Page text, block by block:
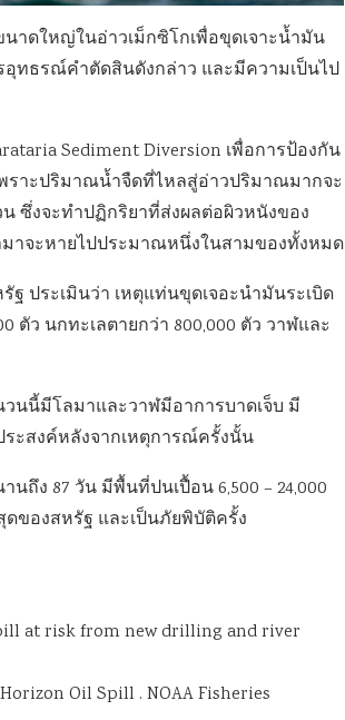
ดใหญ่ในอ่าวเม็กซิโกเพื่อขุดเจาะน้ำมัน
อุทธรณ์คำตัดสินดังกล่าว และมีความเป็นไป
Sediment Diversion เพื่อการป้องกัน
ราะปริมาณน้ำจืดที่ไหลสู่อ่าวปริมาณมากจะ
ซึ่งจะทำปฏิกริยาที่ส่งผลต่อผิวหนังของ
าจะหายไปประมาณหนึ่งในสามของทั้งหมด
ฐ ประเมินว่า เหตุแท่นขุดเจอะนำมันระเบิด
ตัว นกทะเลตายกว่า 800,000 ตัว วาฬและ
นนี้มีโลมาและวาฬมีอาการบาดเจ็บ มี
ะสงค์หลังจากเหตุการณ์ครั้งนั้น
ถึง 87 วัน มีพื้นที่ปนเปื้อน 6,500 – 24,000
ของสหรัฐ และเป็นภัยพิบัติครั้ง
at risk from new drilling and river
Oil Spill . NOAA Fisheries